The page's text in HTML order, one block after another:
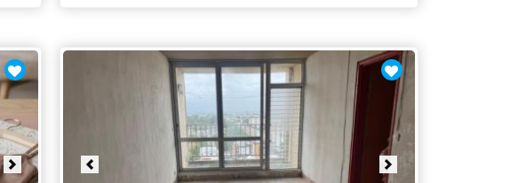
Next Previous Next